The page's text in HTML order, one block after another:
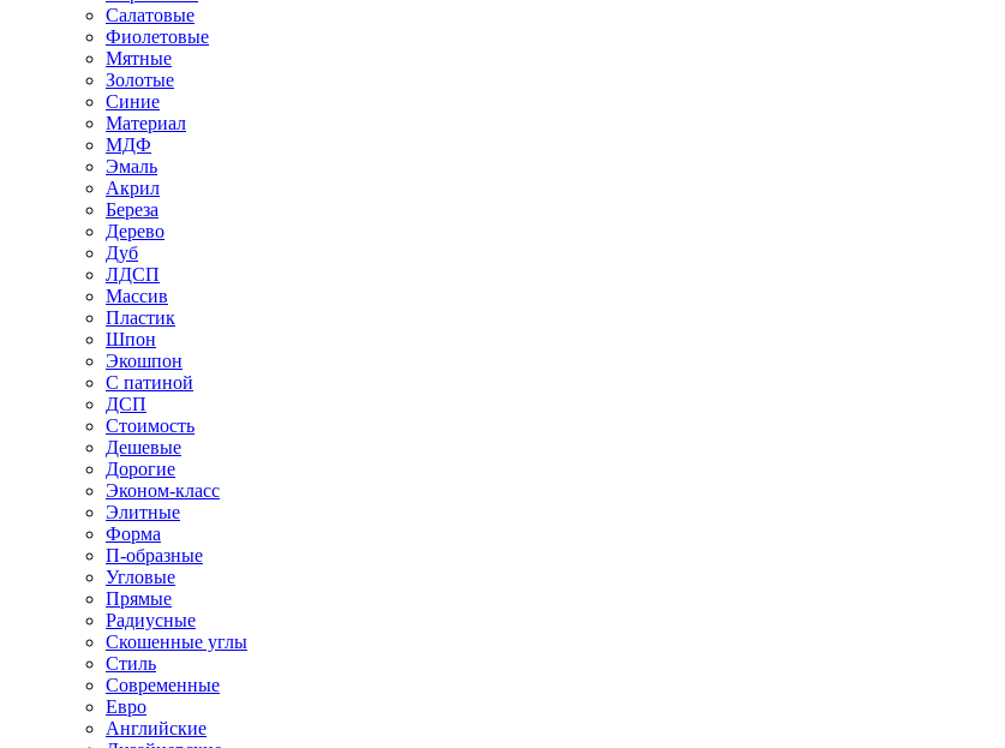
Салатовые
Фиолетовые
Мятные
Золотые
Синие
Материал
МДФ
Эмаль
Акрил
Береза
Дерево
Дуб
ЛДСП
Массив
Пластик
Шпон
Экошпон
С патиной
ДСП
Стоимость
Дешевые
Дорогие
Эконом-класс
Элитные
Форма
П-образные
Угловые
Прямые
Радиусные
Скошенные углы
Стиль
Современные
Евро
Английские